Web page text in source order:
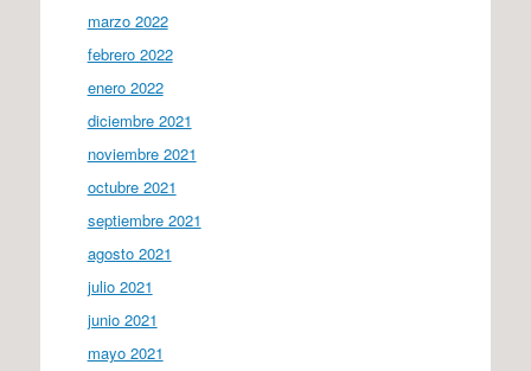
marzo 2022
febrero 2022
enero 2022
diciembre 2021
noviembre 2021
octubre 2021
septiembre 2021
agosto 2021
julio 2021
junio 2021
mayo 2021